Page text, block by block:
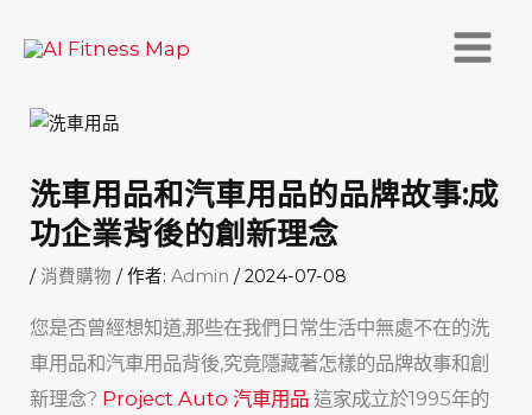
洗車用品和汽車用品的品牌故事:成
功企業背後的創新理念
/消費購物 / 作者:Admin/2024-07-08
您是否曾經想知道,那些在我們日常生活中無處不在的洗
車用品和汽車用品背後,究竟隱藏著怎樣的品牌故事和創
新理念? Project Auto 汽車用品 這家成立於1995年的